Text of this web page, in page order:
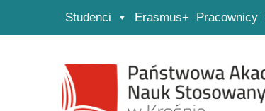
Strona główna
Przejdź do wyszukiwarki
Przejdź do menu głównego
Studenci Erasmus+ Pracownicy